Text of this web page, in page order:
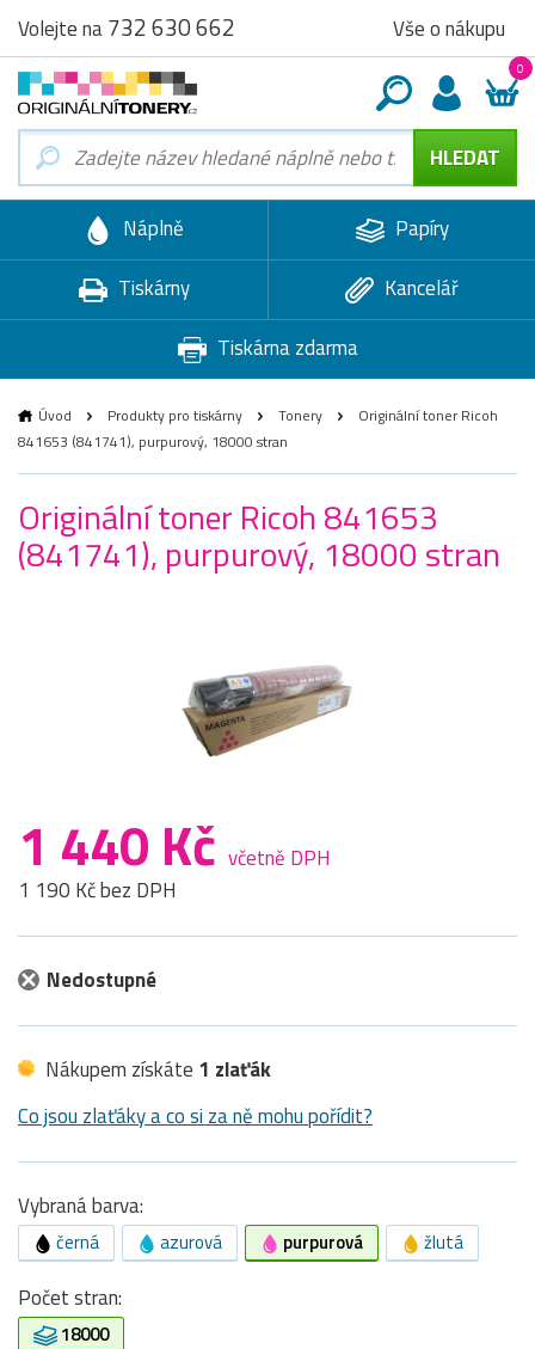
Volejte na732 630 662 Vše o nákupu
0
Náplně
Papíry
Tiskárny
Kancelář
Tiskárna zdarma
Úvod Produkty pro tiskárny Tonery
Originální toner Ricoh
841653 (841741), purpurový, 18000 stran
Originální toner Ricoh 841653
(841741), purpurový, 18000 stran
1 440 Kč včetně DPH
1 190 Kč bez DPH
Nedostupné
Nákupem získáte 1 zlaťák
Co jsou zlaťáky a co si za ně mohu pořídit?
Vybraná barva:
černá azurová purpurová žlutá
Počet stran:
18000